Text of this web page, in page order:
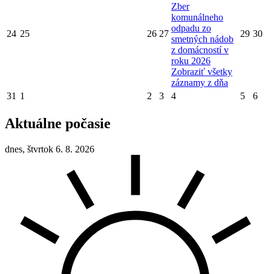
24 25 26 27
Zber
komunálneho
odpadu zo
smetných nádob
z domácností v
roku 2026
Zobraziť všetky
záznamy z dňa
29 30
31 1 2 3 4 5 6
Aktuálne počasie
dnes, štvrtok 6. 8. 2026